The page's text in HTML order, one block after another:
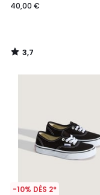
40,00 €
3,7
/
-10% DÈS 2*